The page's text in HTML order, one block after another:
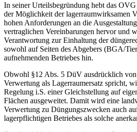
In seiner Urteilsbegründung hebt das
der Möglichkeit der lagerraumwirksamen
hohen Anforderungen an die
vertraglichen Vereinbarungen hervor und
Verantwortung zur Einhaltung der
sowohl auf Seiten des Abgebers (BGA/
aufnehmenden Betriebes hin.
Obwohl §12 Abs. 5 DüV ausdrücklich
Verwertung als Lagerraumersatz spricht,
Regelung i.S. einer Gleichstellung auf
Flächen ausgeweitet. Damit wird eine
Verwertung zu Düngungszwecken auch
lagerpflichtigen Betriebes als solche